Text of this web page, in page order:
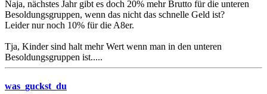
Naja, nächstes Jahr gibt es doch 20% mehr Brutto für die unteren
Besoldungsgruppen, wenn das nicht das schnelle Geld ist?
Leider nur noch 10% für die A8er.
Tja, Kinder sind halt mehr Wert wenn man in den unteren
Besoldungsgruppen ist.....
was_guckst_du